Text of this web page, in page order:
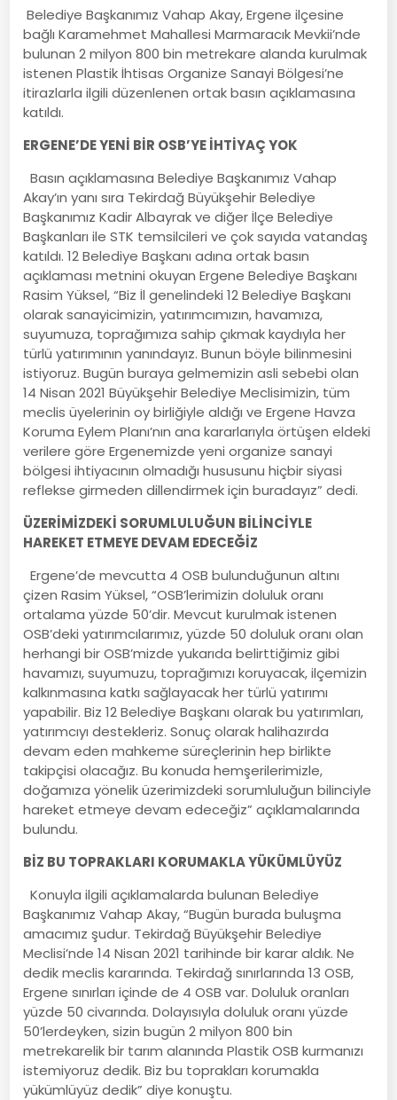
Belediye Başkanımız Vahap Akay, Ergene ilçesine
bağlı Karamehmet Mahallesi Marmaracık Mevkii’nde
bulunan 2 milyon 800 bin metrekare alanda kurulmak
istenen Plastik İhtisas Organize Sanayi Bölgesi’ne
itirazlarla ilgili düzenlenen ortak basın açıklamasına
katıldı.
ERGENE’DE YENİ BİR OSB’YE İHTİYAÇ YOK
Basın açıklamasına Belediye Başkanımız Vahap
Akay’ın yanı sıra Tekirdağ Büyükşehir Belediye
Başkanımız Kadir Albayrak ve diğer İlçe Belediye
Başkanları ile STK temsilcileri ve çok sayıda vatandaş
katıldı. 12 Belediye Başkanı adına ortak basın
açıklaması metnini okuyan Ergene Belediye Başkanı
Rasim Yüksel, “Biz İl genelindeki 12 Belediye Başkanı
olarak sanayicimizin, yatırımcımızın, havamıza,
suyumuza, toprağımıza sahip çıkmak kaydıyla her
türlü yatırımının yanındayız. Bunun böyle bilinmesini
istiyoruz. Bugün buraya gelmemizin asli sebebi olan
14 Nisan 2021 Büyükşehir Belediye Meclisimizin, tüm
meclis üyelerinin oy birliğiyle aldığı ve Ergene Havza
Koruma Eylem Planı’nın ana kararlarıyla örtüşen eldeki
verilere göre Ergenemizde yeni organize sanayi
bölgesi ihtiyacının olmadığı hususunu hiçbir siyasi
reflekse girmeden dillendirmek için buradayız” dedi.
ÜZERİMİZDEKİ SORUMLULUĞUN BİLİNCİYLE
HAREKET ETMEYE DEVAM EDECEĞİZ
Ergene’de mevcutta 4 OSB bulunduğunun altını
çizen Rasim Yüksel, “OSB’lerimizin doluluk oranı
ortalama yüzde 50’dir. Mevcut kurulmak istenen
OSB’deki yatırımcılarımız, yüzde 50 doluluk oranı olan
herhangi bir OSB’mizde yukarıda belirttiğimiz gibi
havamızı, suyumuzu, toprağımızı koruyacak, ilçemizin
kalkınmasına katkı sağlayacak her türlü yatırımı
yapabilir. Biz 12 Belediye Başkanı olarak bu yatırımları,
yatırımcıyı destekleriz. Sonuç olarak halihazırda
devam eden mahkeme süreçlerinin hep birlikte
takipçisi olacağız. Bu konuda hemşerilerimizle,
doğamıza yönelik üzerimizdeki sorumluluğun bilinciyle
hareket etmeye devam edeceğiz” açıklamalarında
bulundu.
BİZ BU TOPRAKLARI KORUMAKLA YÜKÜMLÜYÜZ
Konuyla ilgili açıklamalarda bulunan Belediye
Başkanımız Vahap Akay, “Bugün burada buluşma
amacımız şudur. Tekirdağ Büyükşehir Belediye
Meclisi’nde 14 Nisan 2021 tarihinde bir karar aldık. Ne
dedik meclis kararında. Tekirdağ sınırlarında 13 OSB,
Ergene sınırları içinde de 4 OSB var. Doluluk oranları
yüzde 50 civarında. Dolayısıyla doluluk oranı yüzde
50’lerdeyken, sizin bugün 2 milyon 800 bin
metrekarelik bir tarım alanında Plastik OSB kurmanızı
istemiyoruz dedik. Biz bu toprakları korumakla
yükümlüyüz dedik” diye konuştu.